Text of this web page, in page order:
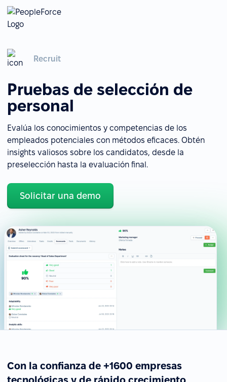
Recruit
Pruebas de selección de
personal
Evalúa los conocimientos y competencias de los
empleados potenciales con métodos eficaces. Obtén
insights valiosos sobre los candidatos, desde la
preselección hasta la evaluación final.
Solicitar una demo
Con la confianza de +1600 empresas